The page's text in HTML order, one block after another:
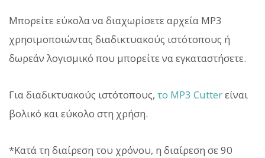
Μπορείτε εύκολα να διαχωρίσετε αρχεία MP3
χρησιμοποιώντας διαδικτυακούς ιστότοπους ή
δωρεάν λογισμικό που μπορείτε να εγκαταστήσετε.
Για διαδικτυακούς ιστότοπους, το MP3 Cutterείναι
βολικό και εύκολο στη χρήση.
*Κατά τη διαίρεση του χρόνου, η διαίρεση σε 90